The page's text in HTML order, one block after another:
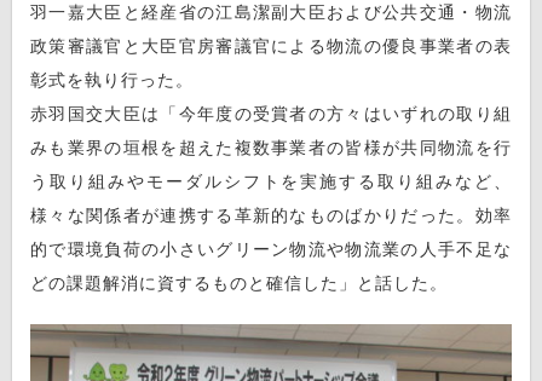
羽一嘉大臣と経産省の江島潔副大臣および公共交通・物流
政策審議官と大臣官房審議官による物流の優良事業者の表
彰式を執り行った。
赤羽国交大臣は「今年度の受賞者の方々はいずれの取り組
みも業界の垣根を超えた複数事業者の皆様が共同物流を行
う取り組みやモーダルシフトを実施する取り組みなど、
様々な関係者が連携する革新的なものばかりだった。効率
的で環境負荷の小さいグリーン物流や物流業の人手不足な
どの課題解消に資するものと確信した」と話した。